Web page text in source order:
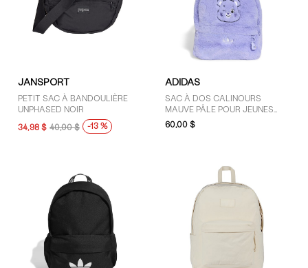
JANSPORT
PETIT SAC À BANDOULIÈRE
UNPHASED NOIR
34,98 $ 40,00 $ -13 %
ADIDAS
SAC À DOS CALINOURS
MAUVE PÂLE POUR JEUNES
ENFANTS
60,00 $